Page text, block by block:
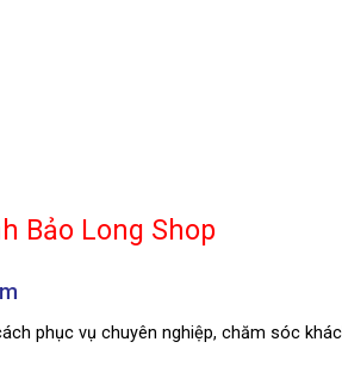
Bảo Long Shop
phục vụ chuyên nghiệp, chăm sóc